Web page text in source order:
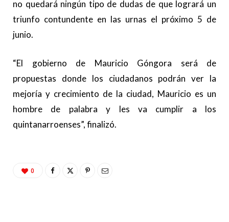
no quedará ningún tipo de dudas de que logrará un
triunfo contundente en las urnas el próximo 5 de
junio.
“El gobierno de Mauricio Góngora será de
propuestas donde los ciudadanos podrán ver la
mejoría y crecimiento de la ciudad, Mauricio es un
hombre de palabra y les va cumplir a los
quintanarroenses”, finalizó.
0